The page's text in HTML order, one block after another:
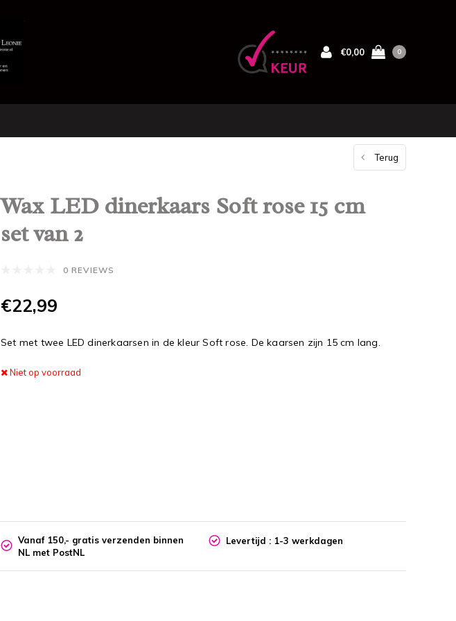
€0,00 0
Terug
Wax LED dinerkaars Soft rose 15 cm
set van 2
0 REVIEWS
€22,99
Set met twee LED dinerkaarsen in de kleur Soft rose. De kaarsen zijn 15 cm lang.
Niet op voorraad
Vanaf 150,- gratis verzenden binnen
NL met PostNL
Levertijd : 1-3 werkdagen